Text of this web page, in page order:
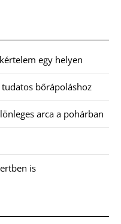
egy helyen
bőrápoláshoz
arca a pohárban
is